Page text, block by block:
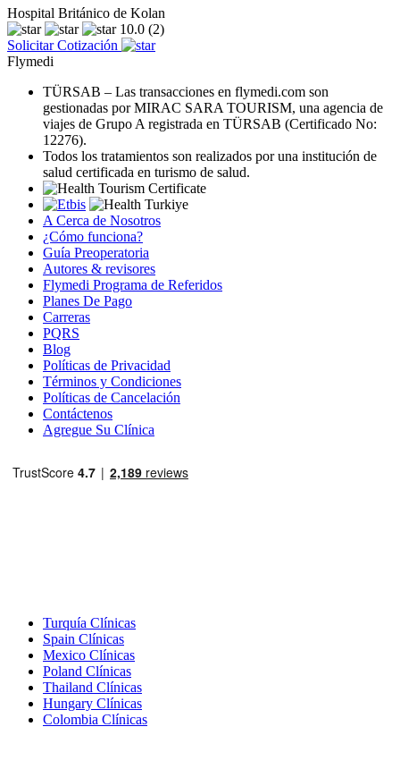
Hospital Británico de Kolan
10.0 (2)
Solicitar Cotización
Flymedi
TÜRSAB – Las transacciones en flymedi.com son
gestionadas por MIRAC SARA TOURISM, una agencia de
viajes de Grupo A registrada en TÜRSAB (Certificado No:
12276).
Todos los tratamientos son realizados por una institución de
salud certificada en turismo de salud.
A Cerca de Nosotros
¿Cómo funciona?
Guía Preoperatoria
Autores & revisores
Flymedi Programa de Referidos
Planes De Pago
Carreras
PQRS
Blog
Políticas de Privacidad
Términos y Condiciones
Políticas de Cancelación
Contáctenos
Agregue Su Clínica
Turquía Clínicas
Spain Clínicas
Mexico Clínicas
Poland Clínicas
Thailand Clínicas
Hungary Clínicas
Colombia Clínicas